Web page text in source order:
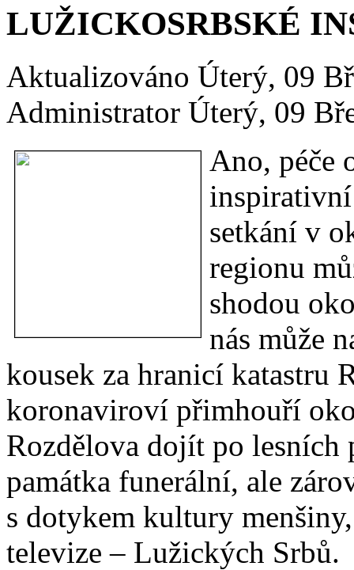
LUŽICKOSRBSKÉ
Aktualizováno Úterý, 09
Administrator Úterý, 09
Ano, péče
setkání v
regionu
shodou
nás může
kousek za hranicí katastru
koronaviroví přimhouří
Rozdělova dojít po lesních
památka funerální, ale
s dotykem kultury
televize – Lužických Srbů.